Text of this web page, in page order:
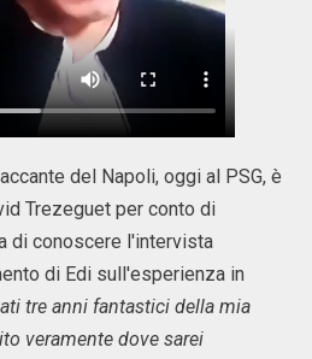
del Napoli, oggi al PSG, è
Trezeguet per conto di
di conoscere l'intervista
di Edi sull'esperienza in
tre anni fantastici della mia
veramente dove sarei